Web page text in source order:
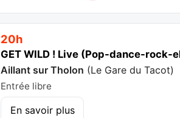
20h
GET WILD ! Live (Pop-dance-rock-
Aillant sur Tholon (Le Gare du Tacot)
Entrée libre
En savoir plus